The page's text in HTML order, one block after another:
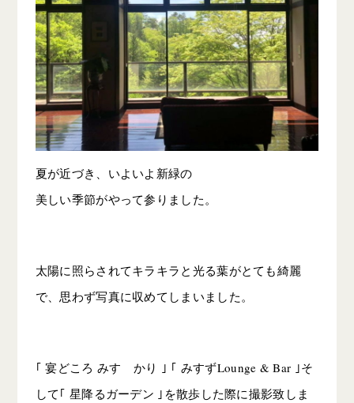
夏が近づき、いよいよ新緑の
美しい季節がやって参りました。
太陽に照らされてキラキラと光る葉がとても綺麗
で、思わず写真に収めてしまいました。
｢ 宴どころ みすゞかり ｣ ｢ みすずLounge & Bar ｣そ
して｢ 星降るガーデン ｣を散歩した際に撮影致しま